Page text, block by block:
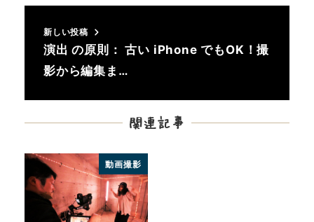
新しい投稿
演出 の原則： 古い iPhone でもOK！撮
影から編集ま…
関連記事
動画撮影